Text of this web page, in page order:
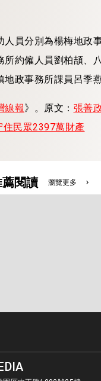
人員分別為楊梅地政
所約僱人員劉柏頡、
政事務所課員呂季燕
線報》。原文： 張善
民眾2397萬財產
閱讀 瀏覽更多 chevron_right